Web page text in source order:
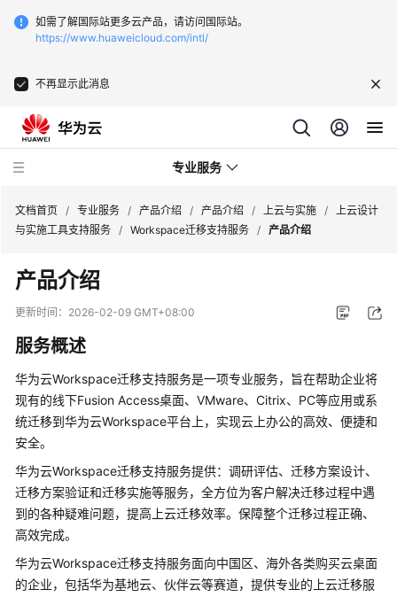
如需了解国际站更多云产品，请访问国际站。
https://www.huaweicloud.com/intl/
不再显示此消息
专业服务
服
务
公
品
介
绍
产
品
绍
咨
询
文档首页 / 专业服务 / 产品介绍 / 产品介绍 / 上云与实施 / 上云设计
与实施工具支持服务 / Workspace迁移支持服务 / 产品介绍
产品介绍
更新时间： 2026-02-09 GMT+08:00
服务概述
华为云Workspace迁移支持服务是一项专业服务，旨在帮助企业将
现有的线下Fusion Access桌面、VMware、Citrix、PC等应用或系
统迁移到华为云Workspace平台上，实现云上办公的高效、便捷和
安全。
华为云Workspace迁移支持服务提供：调研评估、迁移方案设计、
迁移方案验证和迁移实施等服务，全方位为客户解决迁移过程中遇
到的各种疑难问题，提高上云迁移效率。保障整个迁移过程正确、
高效完成。
华为云Workspace迁移支持服务面向中国区、海外各类购买云桌面
的企业，包括华为基地云、伙伴云等赛道，提供专业的上云迁移服